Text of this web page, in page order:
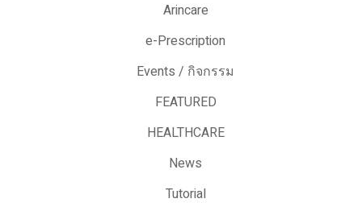
Arincare
e-Prescription
Events / กิจกรรม
FEATURED
HEALTHCARE
News
Tutorial